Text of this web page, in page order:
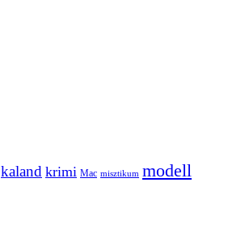
kaland krimi Mac misztikum modell